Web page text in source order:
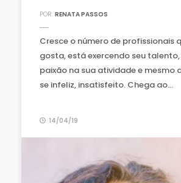
POR: RENATA PASSOS
Cresce o número de profissionais
gosta, está exercendo seu
paixão na sua atividade e mesmo
se infeliz, insatisfeito. Chega ao...
14/04/19